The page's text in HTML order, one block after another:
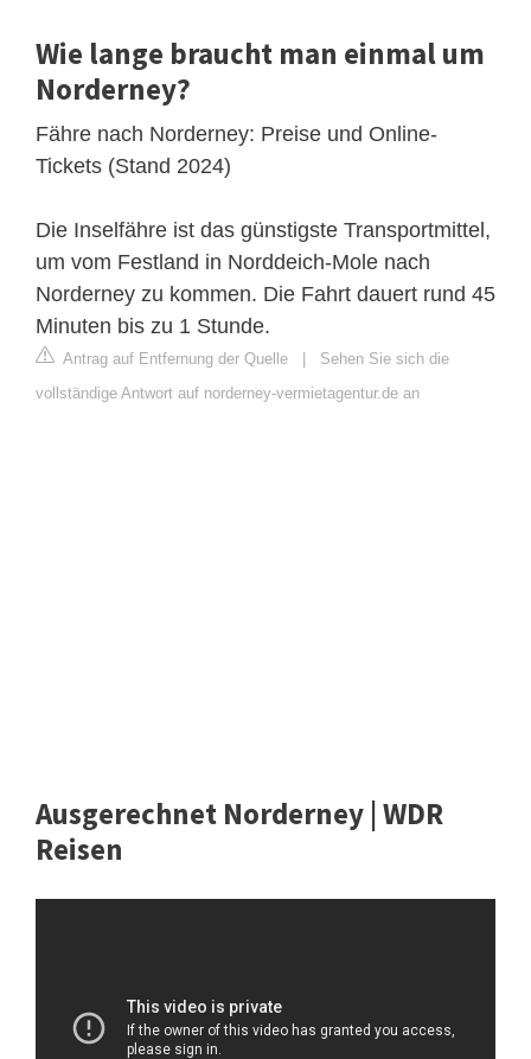
Wie lange braucht man einmal um
Norderney?
Fähre nach Norderney: Preise und Online-
Tickets (Stand 2024)
Die Inselfähre ist das günstigste Transportmittel,
um vom Festland in Norddeich-Mole nach
Norderney zu kommen. Die Fahrt dauert rund 45
Minuten bis zu 1 Stunde.
Antrag auf Entfernung der Quelle
Sehen Sie sich die
vollständige Antwort auf norderney-vermietagentur.de an
Ausgerechnet Norderney | WDR
Reisen